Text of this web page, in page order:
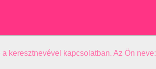
keresztnevével kapcsolatban. Az Ön neve: